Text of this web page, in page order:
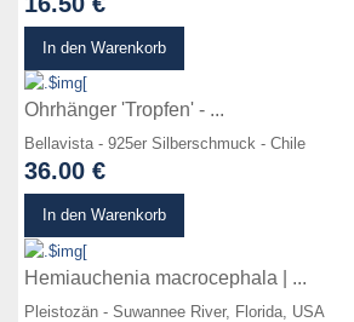
In den Warenkorb
Ohrhänger 'Tropfen' - ...
Bellavista - 925er Silberschmuck - Chile
36.00 €
In den Warenkorb
Hemiauchenia macrocephala | ...
Pleistozän - Suwannee River, Florida, USA